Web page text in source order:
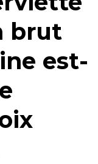
brut
est-